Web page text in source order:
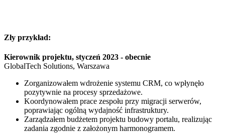
Zły przykład:
Kierownik projektu, styczeń 2023 - obecnie
GlobalTech Solutions, Warszawa
Zorganizowałem wdrożenie systemu CRM, co wpłynęło
pozytywnie na procesy sprzedażowe.
Koordynowałem prace zespołu przy migracji serwerów,
poprawiając ogólną wydajność infrastruktury.
Zarządzałem budżetem projektu budowy portalu, realizując
zadania zgodnie z założonym harmonogramem.